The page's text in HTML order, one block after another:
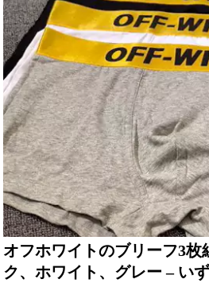
オフホワイトのブリーフ3枚
ク、ホワイト、グレー – い